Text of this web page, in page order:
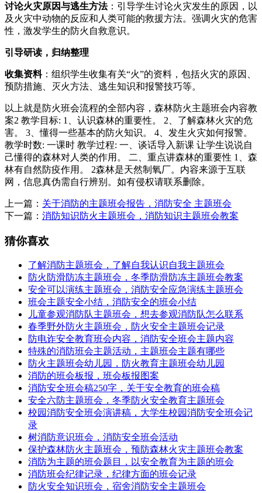
讨论火灾原因与逃生方法：引导学生讨论火灾发生的原因，以
及火灾中动物的反应和人类可能的救援方法。强调火灾的危害
性，激发学生的防火自救意识。
引导研读，归纳整理
收集资料：组织学生收集有关“火”的资料，包括火灾的原因、
预防措施、灭火方法、逃生知识和报警技巧等。
以上就是防火班会流程的全部内容，森林防火主题班会内容教
案2 教学目标: 1、认识森林的重要性。 2、了解森林火灾的危
害。 3、懂得一些基本的防火知识。 4、发生火灾如何报警。
教学时数: 一课时 教学过程: 一、谈话导入新课 让学生说说自
己懂得的森林对人类的作用。 二、重点讲森林的重要性 1、森
林有自然防疫作用。 2森林是天然制氧厂。内容来源于互联
网，信息真伪需自行辨别。如有侵权请联系删除。
上一篇： 关于消防的主题班会报告，消防安全 主题班会
下一篇： 消防知识防火主题班会，消防知识主题班会教案
猜你喜欢
了解消防主题班会，了解自我认识自我主题班会
防火防滑防冻主题班会，冬季防滑防冻主题班会教案
安全可以演练主题班会，消防安全应急演练主题班会
班会主题安全小结，消防安全的班会小结
儿童参观消防队主题班会，想去参观消防队怎么联系
春季野外防火主题班会，防火安全主题班会记录
防电诈安全教育班会内容，消防安全班会主题内容
特殊的消防班会主题活动，主题班会主题有哪些
防火主题班会幼儿园，防火教育主题班会幼儿园
消防的班会板报，班会板报图案
消防安全班会稿250字，关于安全教育的班会稿
安全六防主题班会，冬季防火安全教育主题班会
校园消防安全班会演讲稿，大学生校园消防安全班会记
录
树消防意识班会，消防安全班会活动
保护森林防火主题班会，预防森林火灾主题班会教案
消防为主题的班会题目，以安全教育为主题的班会
消防班会纪律记录，纪律方面的班会记录
防火安全知识班会，宿舍消防安全主题班会